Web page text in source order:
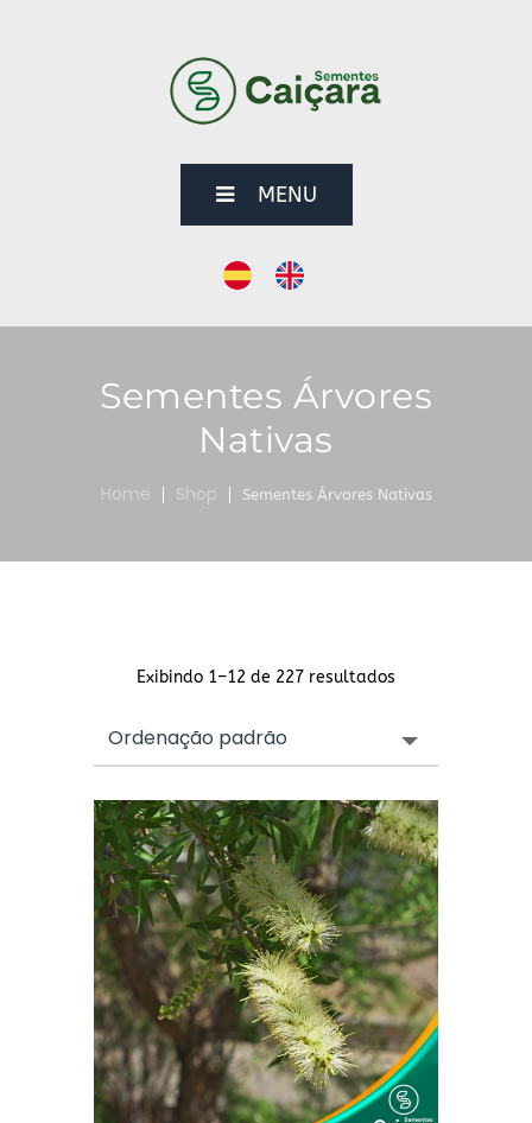
MENU
Sementes Árvores
Nativas
Home Shop Sementes Árvores Nativas
Exibindo 1–12 de 227 resultados